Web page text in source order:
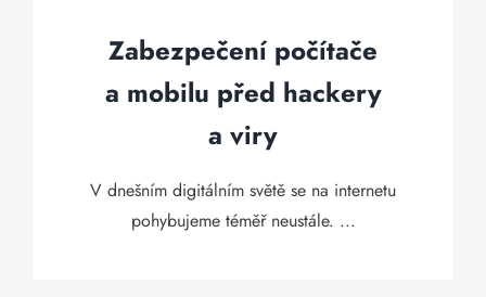
Zabezpečení počítače
a mobilu před hackery
a viry
V dnešním digitálním světě se na internetu
pohybujeme téměř neustále. ...